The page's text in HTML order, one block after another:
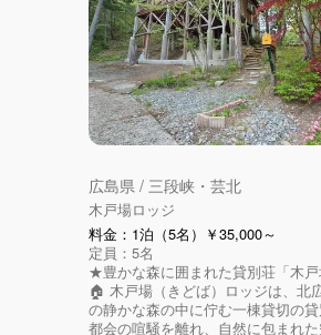
広島県 / 三段峡・芸北
木戸場ロッジ
料金：1泊（5名）￥35,000～
定員：5名
★豊かな森に囲まれた貸別荘「木戸
🏠 木戸場（きどば）ロッジは、北
の静かな森の中に佇む一棟貸切の貸
都会の喧騒を離れ、自然に包まれ